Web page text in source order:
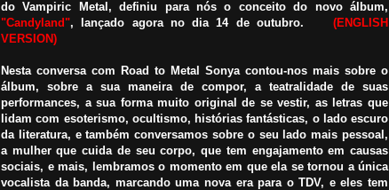
do Vampiric Metal, definiu para nós o conceito do novo álbum,
"Candyland", lançado agora no dia 14 de outubro. (ENGLISH
VERSION)
Nesta conversa com Road to Metal Sonya contou-nos mais sobre o
álbum, sobre a sua maneira de compor, a teatralidade de suas
performances, a sua forma muito original de se vestir, as letras que
lidam com esoterismo, ocultismo, histórias fantásticas, o lado escuro
da literatura, e também conversamos sobre o seu lado mais pessoal,
a mulher que cuida de seu corpo, que tem engajamento em causas
sociais, e mais, lembramos o momento em que ela se tornou a única
vocalista da banda, marcando uma nova era para o TDV, e eles tem